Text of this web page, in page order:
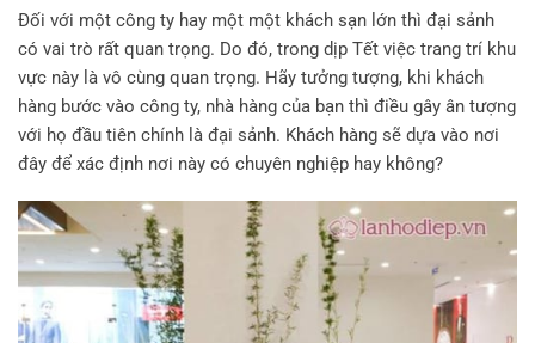
Đối với một công ty hay một một khách sạn lớn thì đại sảnh
có vai trò rất quan trọng. Do đó, trong dịp Tết việc trang trí khu
vực này là vô cùng quan trọng. Hãy tưởng tượng, khi khách
hàng bước vào công ty, nhà hàng của bạn thì điều gây ân tượng
với họ đầu tiên chính là đại sảnh. Khách hàng sẽ dựa vào nơi
đây để xác định nơi này có chuyên nghiệp hay không?